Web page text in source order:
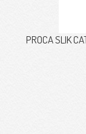
PROCA SLIK